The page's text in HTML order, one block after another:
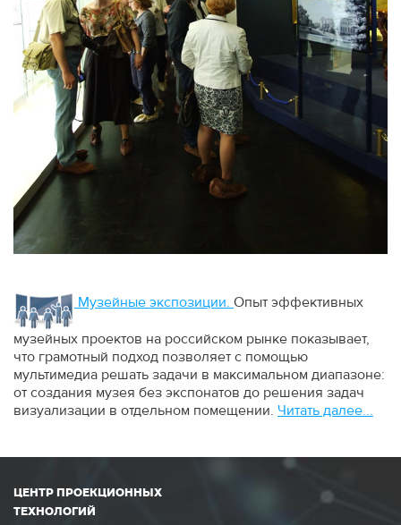
Музейные экспозиции. Опыт эффективных
музейных проектов на российском рынке показывает,
что грамотный подход позволяет с помощью
мультимедиа решать задачи в максимальном диапазоне:
от создания музея без экспонатов до решения задач
визуализации в отдельном помещении. Читать далее...
ЦЕНТР ПРОЕКЦИОННЫХ
ТЕХНОЛОГИЙ